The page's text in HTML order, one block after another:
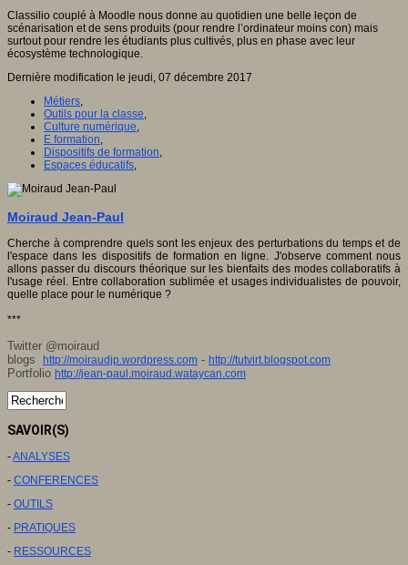
Classilio couplé à Moodle nous donne au quotidien une belle leçon de
scénarisation et de sens produits (pour rendre l’ordinateur moins con) mais
surtout pour rendre les étudiants plus cultivés, plus en phase avec leur
écosystème technologique.
Dernière modification le jeudi, 07 décembre 2017
Métiers,
Outils pour la classe,
Culture numérique,
E formation,
Dispositifs de formation,
Espaces éducatifs,
Moiraud Jean-Paul
Cherche à comprendre quels sont les enjeux des perturbations du temps et de
l'espace dans les dispositifs de formation en ligne. J'observe comment nous
allons passer du discours théorique sur les bienfaits des modes collaboratifs à
l'usage réel. Entre collaboration sublimée et usages individualistes de pouvoir,
quelle place pour le numérique ?
***
Twitter @moiraud
blogs
http://moiraudjp.wordpress.com - http://tutvirt.blogspot.com
Portfolio http://jean-paul.moiraud.wataycan.com
SAVOIR(S)
-ANALYSES
- CONFERENCES
- OUTILS
- PRATIQUES
- RESSOURCES